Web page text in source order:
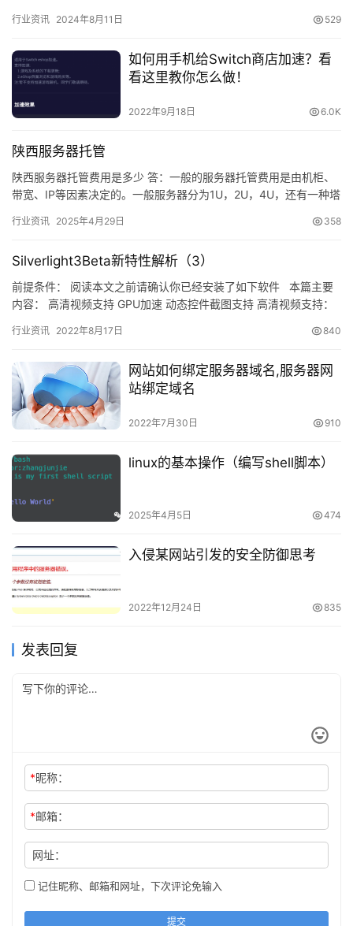
行业资讯 2024年8月11日 529
如何用手机给Switch商店加速？看
看这里教你怎么做！
2022年9月18日 6.0K
陕西服务器托管
陕西服务器托管费用是多少 答：一般的服务器托管费用是由机柜、
带宽、IP等因素决定的。一般服务器分为1U，2U，4U，还有一种塔
行业资讯 2025年4月29日 358
Silverlight3Beta新特性解析（3）
前提条件： 阅读本文之前请确认你已经安装了如下软件 本篇主要
内容： 高清视频支持 GPU加速 动态控件截图支持 高清视频支持：
行业资讯 2022年8月17日 840
网站如何绑定服务器域名,服务器网
站绑定域名
2022年7月30日 910
linux的基本操作（编写shell脚本）
2025年4月5日 474
入侵某网站引发的安全防御思考
2022年12月24日 835
发表回复
*昵称：
*邮箱：
网址：
记住昵称、邮箱和网址，下次评论免输入
提交